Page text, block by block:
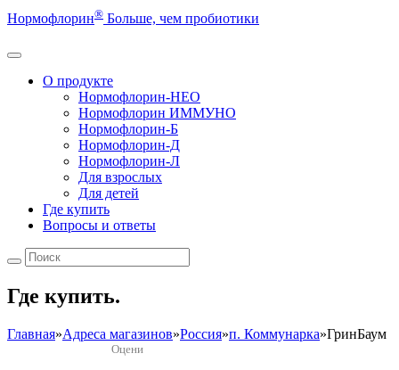
Нормофлорин® Больше, чем пробиотики
О продукте
Нормофлорин-НЕО
Нормофлорин ИММУНО
Нормофлорин-Б
Нормофлорин-Д
Нормофлорин-Л
Для взрослых
Для детей
Где купить
Вопросы и ответы
Где купить.
Главная»Адреса магазинов»Россия»п. Коммунарка»ГринБаум
Оцени